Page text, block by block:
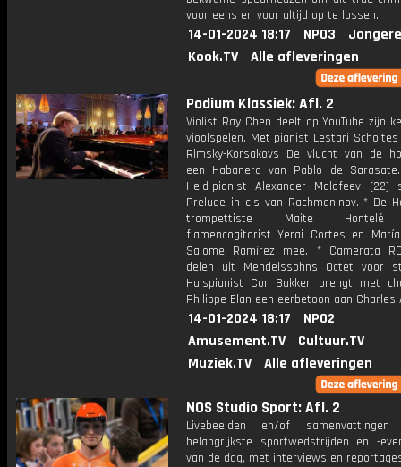
voor eens en voor altijd op te lossen.
14-01-2024 18:17 NPO3
Kook.TV
Alle afleveringen
Podium Klassiek: Afl. 2
Violist Ray Chen deelt op YouTube zijn
vioolspelen. Met pianist Lestari
Rimsky-Korsakovs De vlucht van de
een Habanera van Pablo de
Held-pianist Alexander Malofeev (22)
Prelude in cis van Rachmaninov. * De
trompettiste Maite Hontelé
flamencogitarist Yerai Cortes en
Salome Ramírez mee. * Camerata
delen uit Mendelssohns Octet voor
Huispianist Cor Bakker brengt met
Philippe Elan een eerbetoon aan Charles
14-01-2024 18:17
NPO2
Amusement.TV
Cultuur.TV
Muziek.TV
Alle afleveringen
NOS Studio Sport: Afl. 2
Livebeelden en/of
belangrijkste sportwedstrijden en -
van de dag, met interviews en